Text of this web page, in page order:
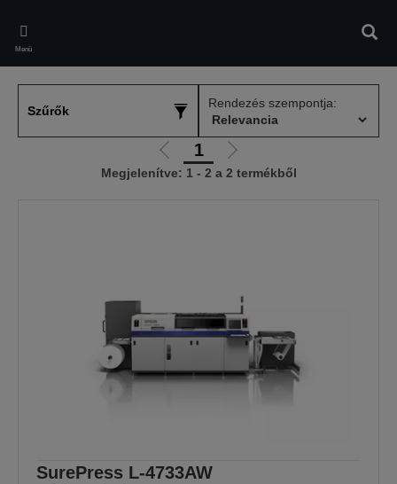
main
content
Menü
Szűrők
Rendezés szempontja:
Előző
oldalra
1
Következő
oldalra
Megjelenítve: 1 - 2 a 2 termékből
SurePress L-4733AW